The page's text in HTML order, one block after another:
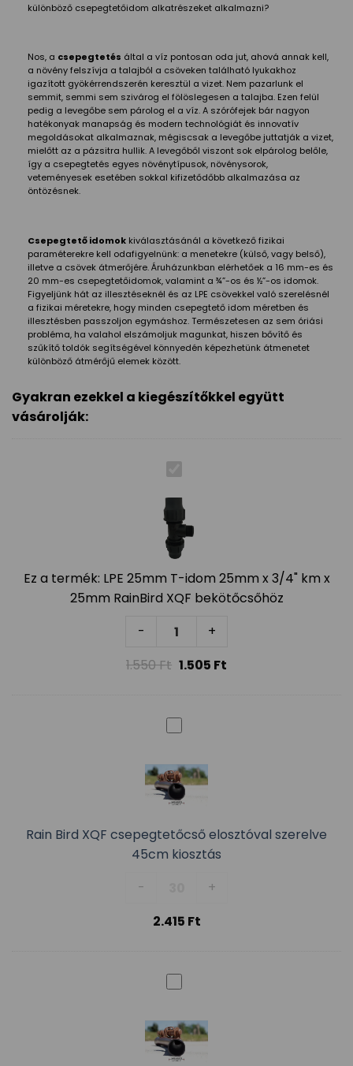
különböző csepegtetőidom alkatrészeket alkalmazni?
Nos, a csepegtetés által a víz pontosan oda jut, ahová annak kell,
a növény felszívja a talajból a csöveken található lyukakhoz
igazított gyökérrendszerén keresztül a vizet. Nem pazarlunk el
semmit, semmi sem szivárog el fölöslegesen a talajba. Ezen felül
pedig a levegőbe sem párolog el a víz. A szórófejek bár nagyon
hatékonyak manapság és modern technológiát és innovatív
megoldásokat alkalmaznak, mégiscsak a levegőbe juttatják a vizet,
mielőtt az a pázsitra hullik. A levegőből viszont sok elpárolog belőle,
így a csepegtetés egyes növénytípusok, növénysorok,
veteményesek esetében sokkal kifizetődőbb alkalmazása az
öntözésnek.
Csepegtető idomok kiválasztásánál a következő fizikai
paraméterekre kell odafigyelnünk: a menetekre (külső, vagy belső),
illetve a csövek átmerőjére. Áruházunkban elérhetőek a 16 mm-es és
20 mm-es csepegtetőidomok, valamint a ¾”-os és ½”-os idomok.
Figyeljünk hát az illesztéseknél és az LPE csövekkel való szerelésnél
a fizikai méretekre, hogy minden csepegtető idom méretben és
illesztésben passzoljon egymáshoz. Természetesen az sem óriási
probléma, ha valahol elszámoljuk magunkat, hiszen bővítő és
szűkítő toldók segítségével könnyedén képezhetünk átmenetet
különböző átmérőjű elemek között.
Gyakran ezekkel a kiegészítőkkel együtt
vásárolják:
Ez a termék: LPE 25mm T-idom 25mm x 3/4" km x
25mm RainBird XQF bekötőcsőhöz
-
LPE 25mm T-idom 25mm x 3/
+
1.550Ft 1.505 Ft
Rain Bird XQF csepegtetőcső elosztóval szerelve
45cm kiosztás
-
Rain Bird XQF csepegtetőcső
+
2.415 Ft